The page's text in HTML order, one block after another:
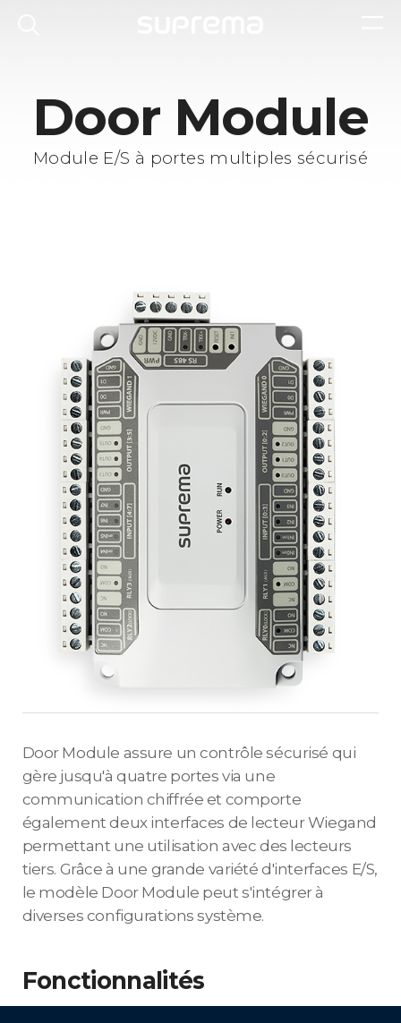
Door Module
Module E/S à portes multiples sécurisé
Door Module assure un contrôle sécurisé qui
gère jusqu'à quatre portes via une
communication chiffrée et comporte
également deux interfaces de lecteur Wiegand
permettant une utilisation avec des lecteurs
tiers. Grâce à une grande variété d'interfaces E/S,
le modèle Door Module peut s'intégrer à
diverses configurations système.
Fonctionnalités